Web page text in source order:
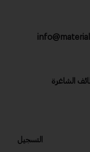
الشاغرة
التسجيل